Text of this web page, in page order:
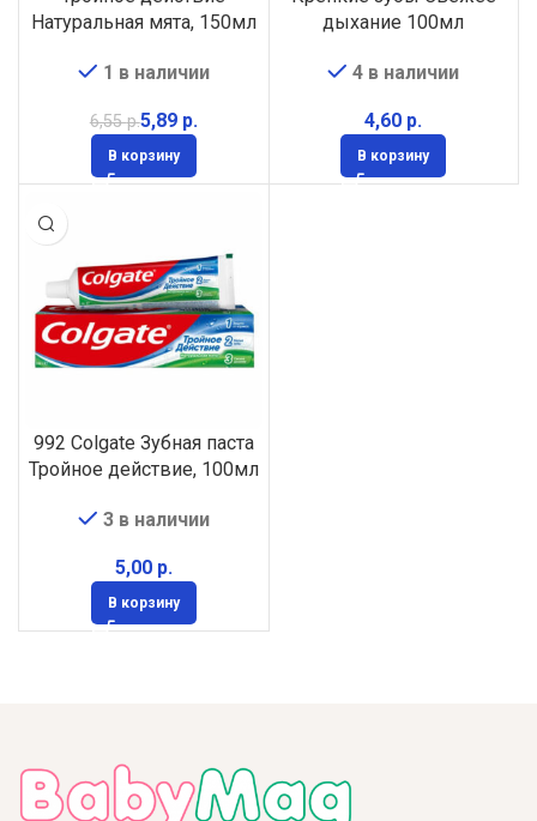
Натуральная мята, 150мл
1 в наличии
6,55р.5,89 р.
В корзину
дыхание 100мл
4 в наличии
р.
В корзину
992 Colgate Зубная паста
Тройное действие, 100мл
3 в наличии
р.
В корзину